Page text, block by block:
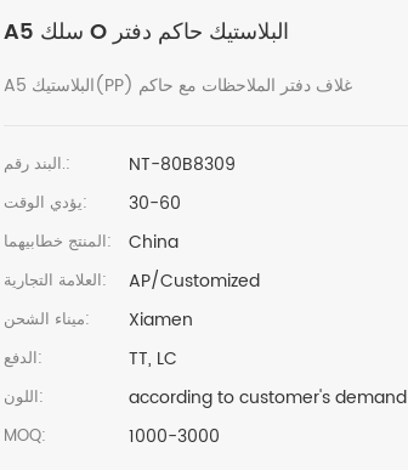
A5 سلك O البلاستيك حاكم دفتر
A5 البلاستيك(PP) غلاف دفتر الملاحظات مع حاكم
البند رقم.: NT-80B8309
يؤدي الوقت: 30-60
المنتج خطابيهما: China
العلامة التجارية: AP/Customized
ميناء الشحن: Xiamen
الدفع: TT, LC
اللون: according to customer's demand
MOQ: 1000-3000